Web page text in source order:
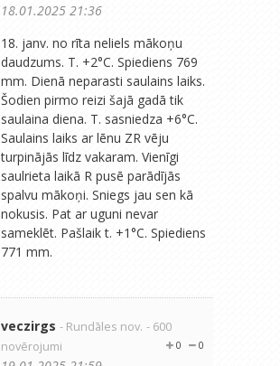
18.01.2025 21:36
18. janv. no rīta neliels mākoņu
daudzums. T. +2°C. Spiediens 769
mm. Dienā neparasti saulains laiks.
Šodien pirmo reizi šajā gadā tik
saulaina diena. T. sasniedza +6°C.
Saulains laiks ar lēnu ZR vēju
turpinājās līdz vakaram. Vienīgi
saulrieta laikā R pusē parādījās
spalvu mākoņi. Sniegs jau sen kā
nokusis. Pat ar uguni nevar
sameklēt. Pašlaik t. +1°C. Spiediens
771 mm.
veczirgs - Rundāles nov. - 600
novērojumi
0
0